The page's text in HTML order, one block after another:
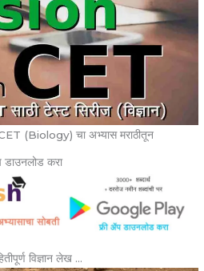
(Biology) चा अभ्यास मराठीतून
डाउनलोड करा
विज्ञान लेख …